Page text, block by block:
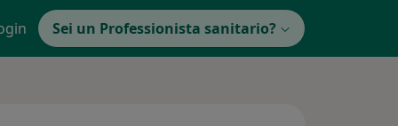
Sei un Professionista sanitario?